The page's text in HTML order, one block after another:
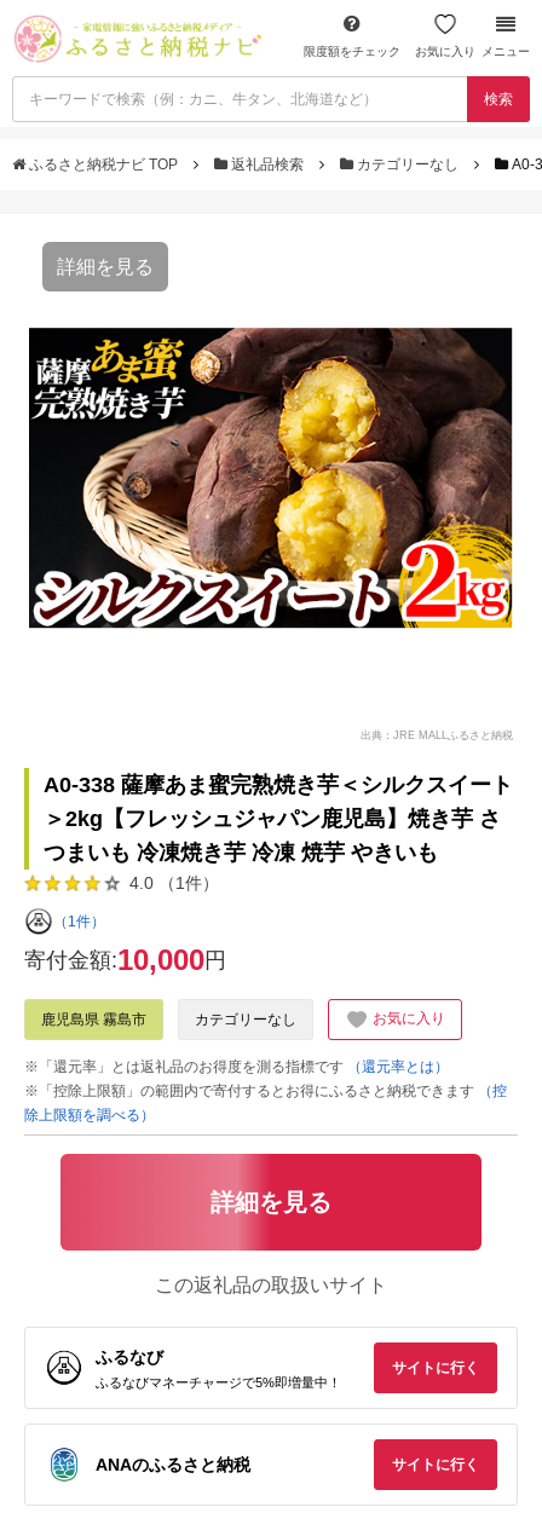
限度額をチェック お気に入り メニュー
検索
ふるさと納税ナビ TOP 返礼品検索 カテゴリーなし A0-
詳細を見る
出典：JRE MALLふるさと納税
A0-338 薩摩あま蜜完熟焼き芋＜シルクスイート
＞2kg【フレッシュジャパン鹿児島】焼き芋 さ
つまいも 冷凍焼き芋 冷凍 焼芋 やきいも
4.0 （1件）
（1件）
寄付金額:10,000円
鹿児島県 霧島市 カテゴリーなし お気に入り
※「還元率」とは返礼品のお得度を測る指標です
（還元率とは）
※「控除上限額」の範囲内で寄付するとお得にふるさと納税できます
（控
除上限額を調べる）
詳細を見る
この返礼品の取扱いサイト
ふるなび
ふるなびマネーチャージで5%即増量中！
サイトに行く
ANAのふるさと納税 サイトに行く